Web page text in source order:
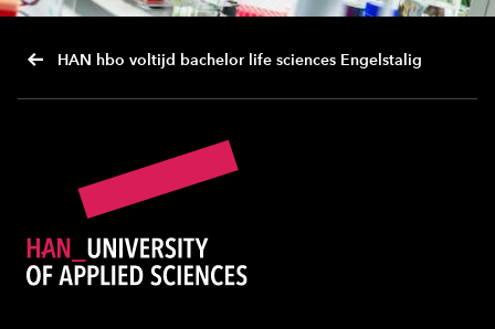
HAN hbo voltijd bachelor life sciences Engelstalig